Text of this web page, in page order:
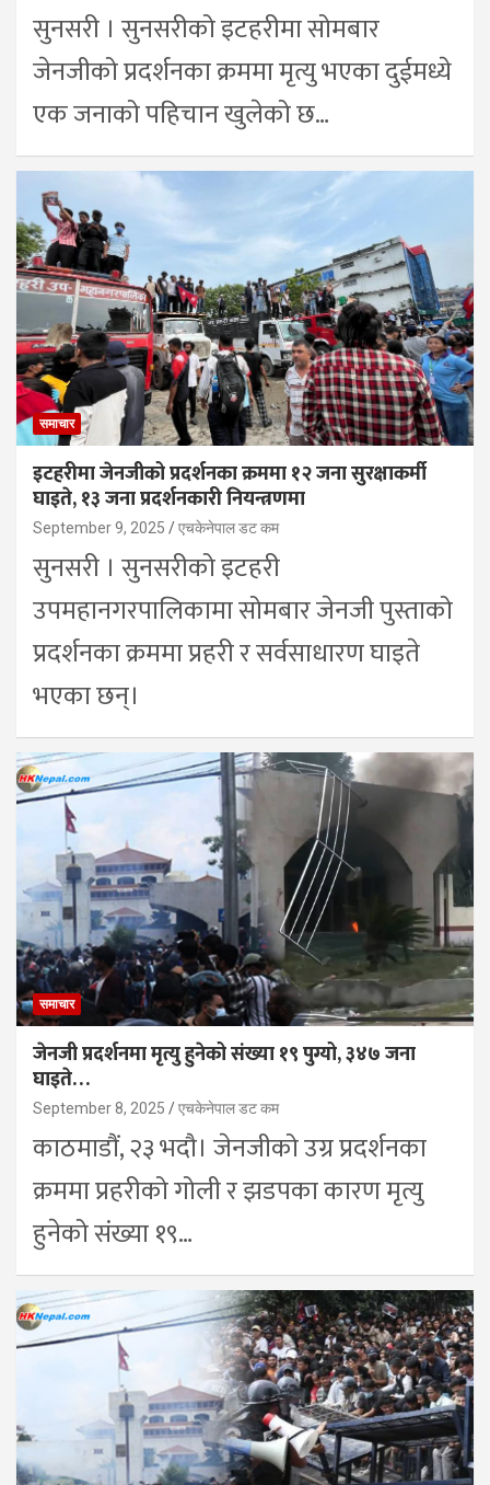
सुनसरी । सुनसरीको इटहरीमा सोमबार
जेनजीको प्रदर्शनका क्रममा मृत्यु भएका दुईमध्ये
एक जनाको पहिचान खुलेको छ…
समाचार
इटहरीमा जेनजीको प्रदर्शनका क्रममा १२ जना सुरक्षाकर्मी
घाइते, १३ जना प्रदर्शनकारी नियन्त्रणमा
September 9, 2025 एचकेनेपाल डट कम
सुनसरी । सुनसरीको इटहरी
उपमहानगरपालिकामा सोमबार जेनजी पुस्ताको
प्रदर्शनका क्रममा प्रहरी र सर्वसाधारण घाइते
भएका छन्।
समाचार
जेनजी प्रदर्शनमा मृत्यु हुनेको संख्या १९ पुग्यो, ३४७ जना
घाइते…
September 8, 2025 एचकेनेपाल डट कम
काठमाडौं, २३ भदौ। जेनजीको उग्र प्रदर्शनका
क्रममा प्रहरीको गोली र झडपका कारण मृत्यु
हुनेको संख्या १९…